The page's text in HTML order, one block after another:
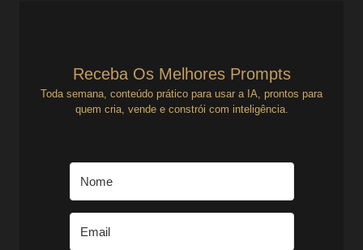
Receba Os Melhores Prompts
Toda semana, conteúdo prático para usar a IA, prontos para
quem cria, vende e constrói com inteligência.